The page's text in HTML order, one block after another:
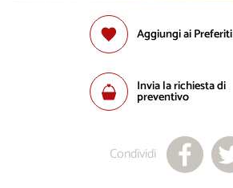
Aggiungi ai Preferiti
Invia la richiesta di
preventivo
Condividi